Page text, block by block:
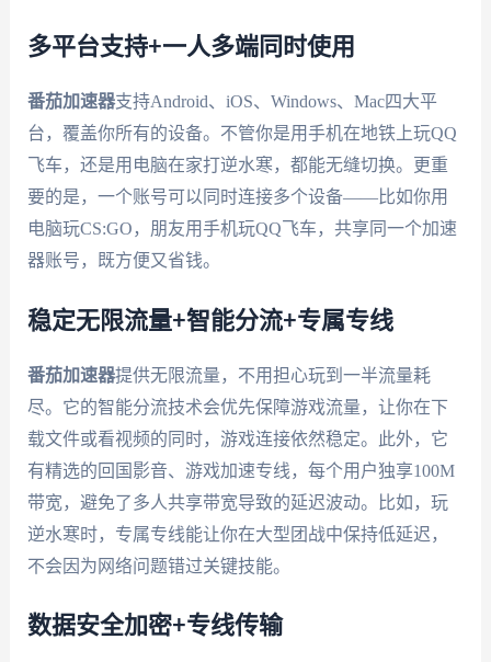
多平台支持+一人多端同时使用
番茄加速器支持Android、iOS、Windows、Mac四大平
台，覆盖你所有的设备。不管你是用手机在地铁上玩QQ
飞车，还是用电脑在家打逆水寒，都能无缝切换。更重
要的是，一个账号可以同时连接多个设备——比如你用
电脑玩CS:GO，朋友用手机玩QQ飞车，共享同一个加速
器账号，既方便又省钱。
稳定无限流量+智能分流+专属专线
番茄加速器提供无限流量，不用担心玩到一半流量耗
尽。它的智能分流技术会优先保障游戏流量，让你在下
载文件或看视频的同时，游戏连接依然稳定。此外，它
有精选的回国影音、游戏加速专线，每个用户独享100M
带宽，避免了多人共享带宽导致的延迟波动。比如，玩
逆水寒时，专属专线能让你在大型团战中保持低延迟，
不会因为网络问题错过关键技能。
数据安全加密+专线传输